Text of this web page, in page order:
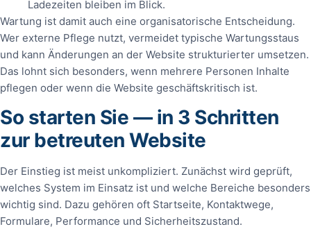
Ladezeiten bleiben im Blick.
Wartung ist damit auch eine organisatorische Entscheidung.
Wer externe Pflege nutzt, vermeidet typische Wartungsstaus
und kann Änderungen an der Website strukturierter umsetzen.
Das lohnt sich besonders, wenn mehrere Personen Inhalte
pflegen oder wenn die Website geschäftskritisch ist.
So starten Sie — in 3 Schritten
zur betreuten Website
Der Einstieg ist meist unkompliziert. Zunächst wird geprüft,
welches System im Einsatz ist und welche Bereiche besonders
wichtig sind. Dazu gehören oft Startseite, Kontaktwege,
Formulare, Performance und Sicherheitszustand.